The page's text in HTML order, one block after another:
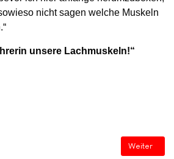
nicht sagen welche Muskeln
unsere Lachmuskeln!“
3 Jäger Nächster
Weiter